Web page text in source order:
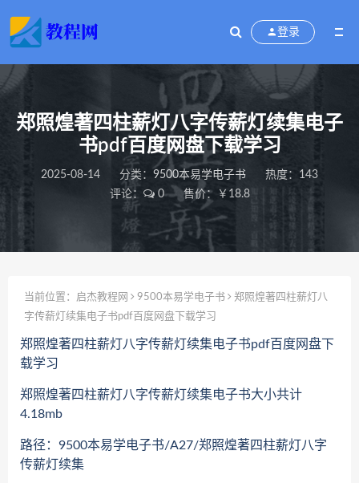
登录
郑照煌著四柱薪灯八字传薪灯续集电子
书pdf百度网盘下载学习
2025-08-14 分类： 9500本易学电子书
热度：143
评论：
0 售价：￥18.8
当前位置： 启杰教程网 9500本易学电子书
郑照煌著四柱薪灯八
字传薪灯续集电子书pdf百度网盘下载学习
郑照煌著四柱薪灯八字传薪灯续集电子书pdf百度网盘下
载学习
郑照煌著四柱薪灯八字传薪灯续集电子书大小共计
4.18mb
路径：9500本易学电子书/A27/郑照煌著四柱薪灯八字
传薪灯续集